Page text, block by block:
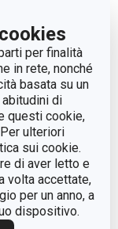
per finalità
in rete, nonché
basata su un
di
questi cookie,
ulteriori
sui cookie.
di aver letto e
volta accettate,
per un anno, a
dispositivo.